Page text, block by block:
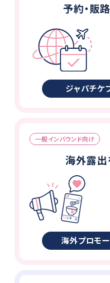
予約・販
ジャパチケ
一般インバウンド向け
海外露
海外プロモ